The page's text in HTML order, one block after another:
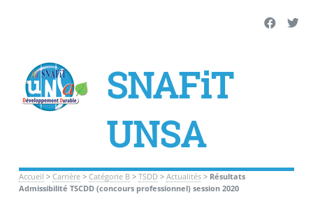
SNAFiT
UNSA
Accueil > Carrière> Catégorie B> TSDD> Actualités> Résultats
Admissibilité TSCDD (concours professionnel) session 2020